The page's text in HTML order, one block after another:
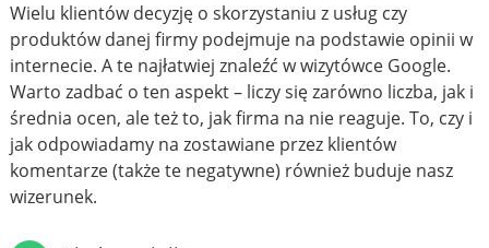
Wielu klientów decyzję o skorzystaniu z usług czy
produktów danej firmy podejmuje na podstawie opinii w
internecie. A te najłatwiej znaleźć w wizytówce Google.
Warto zadbać o ten aspekt – liczy się zarówno liczba, jak i
średnia ocen, ale też to, jak firma na nie reaguje. To, czy i
jak odpowiadamy na zostawiane przez klientów
komentarze (także te negatywne) również buduje nasz
wizerunek.